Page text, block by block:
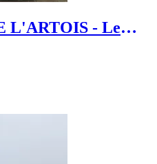
L'ARTOIS - Le